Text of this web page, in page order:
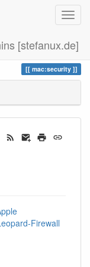
[stefanux.de]
mac:security
Firewall